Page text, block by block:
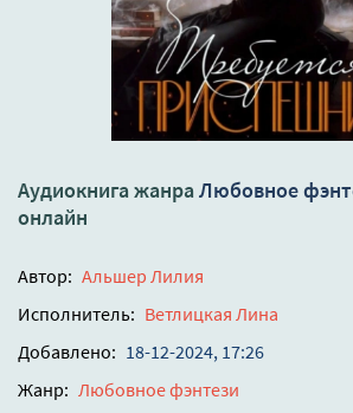
Аудиокнига жанра Любовное
онлайн
Автор: Альшер Лилия
Исполнитель: Ветлицкая Лина
Добавлено: 18-12-2024, 17:26
Жанр: Любовное фэнтези